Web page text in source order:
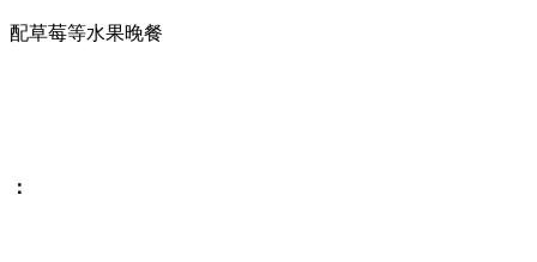
配草莓等水果晚餐
：